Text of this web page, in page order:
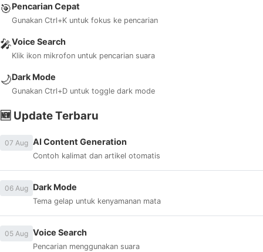
🎯Pencarian Cepat
Gunakan Ctrl+K untuk fokus ke pencarian
🎤Voice Search
Klik ikon mikrofon untuk pencarian suara
🌙Dark Mode
Gunakan Ctrl+D untuk toggle dark mode
🆕 Update Terbaru
07 Aug AI Content Generation
Contoh kalimat dan artikel otomatis
06 Aug Dark Mode
Tema gelap untuk kenyamanan mata
05 Aug Voice Search
Pencarian menggunakan suara